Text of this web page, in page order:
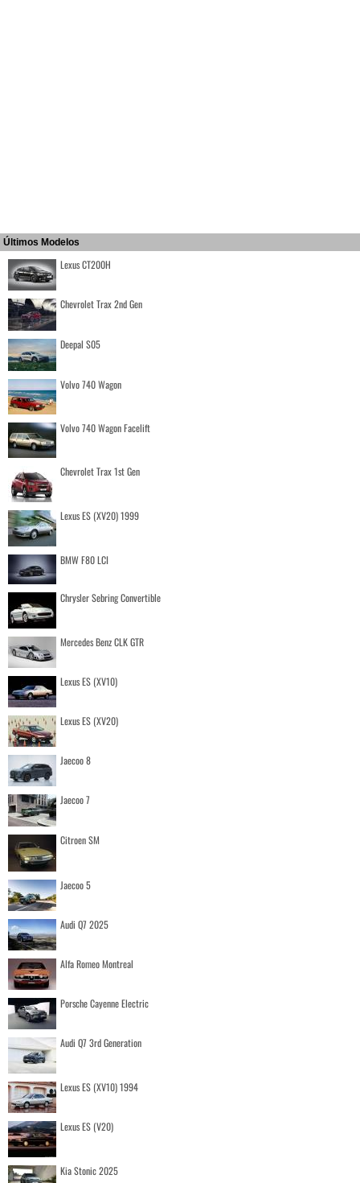
Últimos Modelos
Lexus CT200H
Chevrolet Trax 2nd Gen
Deepal S05
Volvo 740 Wagon
Volvo 740 Wagon Facelift
Chevrolet Trax 1st Gen
Lexus ES (XV20) 1999
BMW F80 LCI
Chrysler Sebring Convertible
Mercedes Benz CLK GTR
Lexus ES (XV10)
Lexus ES (XV20)
Jaecoo 8
Jaecoo 7
Citroen SM
Jaecoo 5
Audi Q7 2025
Alfa Romeo Montreal
Porsche Cayenne Electric
Audi Q7 3rd Generation
Lexus ES (XV10) 1994
Lexus ES (V20)
Kia Stonic 2025